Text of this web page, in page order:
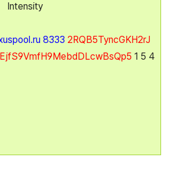
8333 2RQB5TyncGKH2rJ
1 5 4